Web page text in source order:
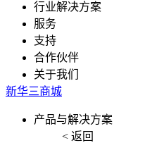
行业解决方案
服务
支持
合作伙伴
关于我们
新华三商城
产品与解决方案
< 返回